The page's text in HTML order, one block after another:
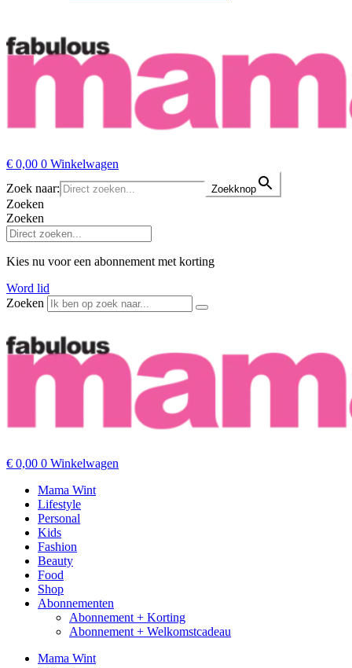
€ 0,00 0 Winkelwagen
Zoek naar:
Zoekknop
Zoeken
Zoeken
Kies nu voor een abonnement met korting
Word lid
Zoeken
€ 0,00 0 Winkelwagen
Mama Wint
Lifestyle
Personal
Kids
Fashion
Beauty
Food
Shop
Abonnementen
Abonnement + Korting
Abonnement + Welkomstcadeau
Mama Wint